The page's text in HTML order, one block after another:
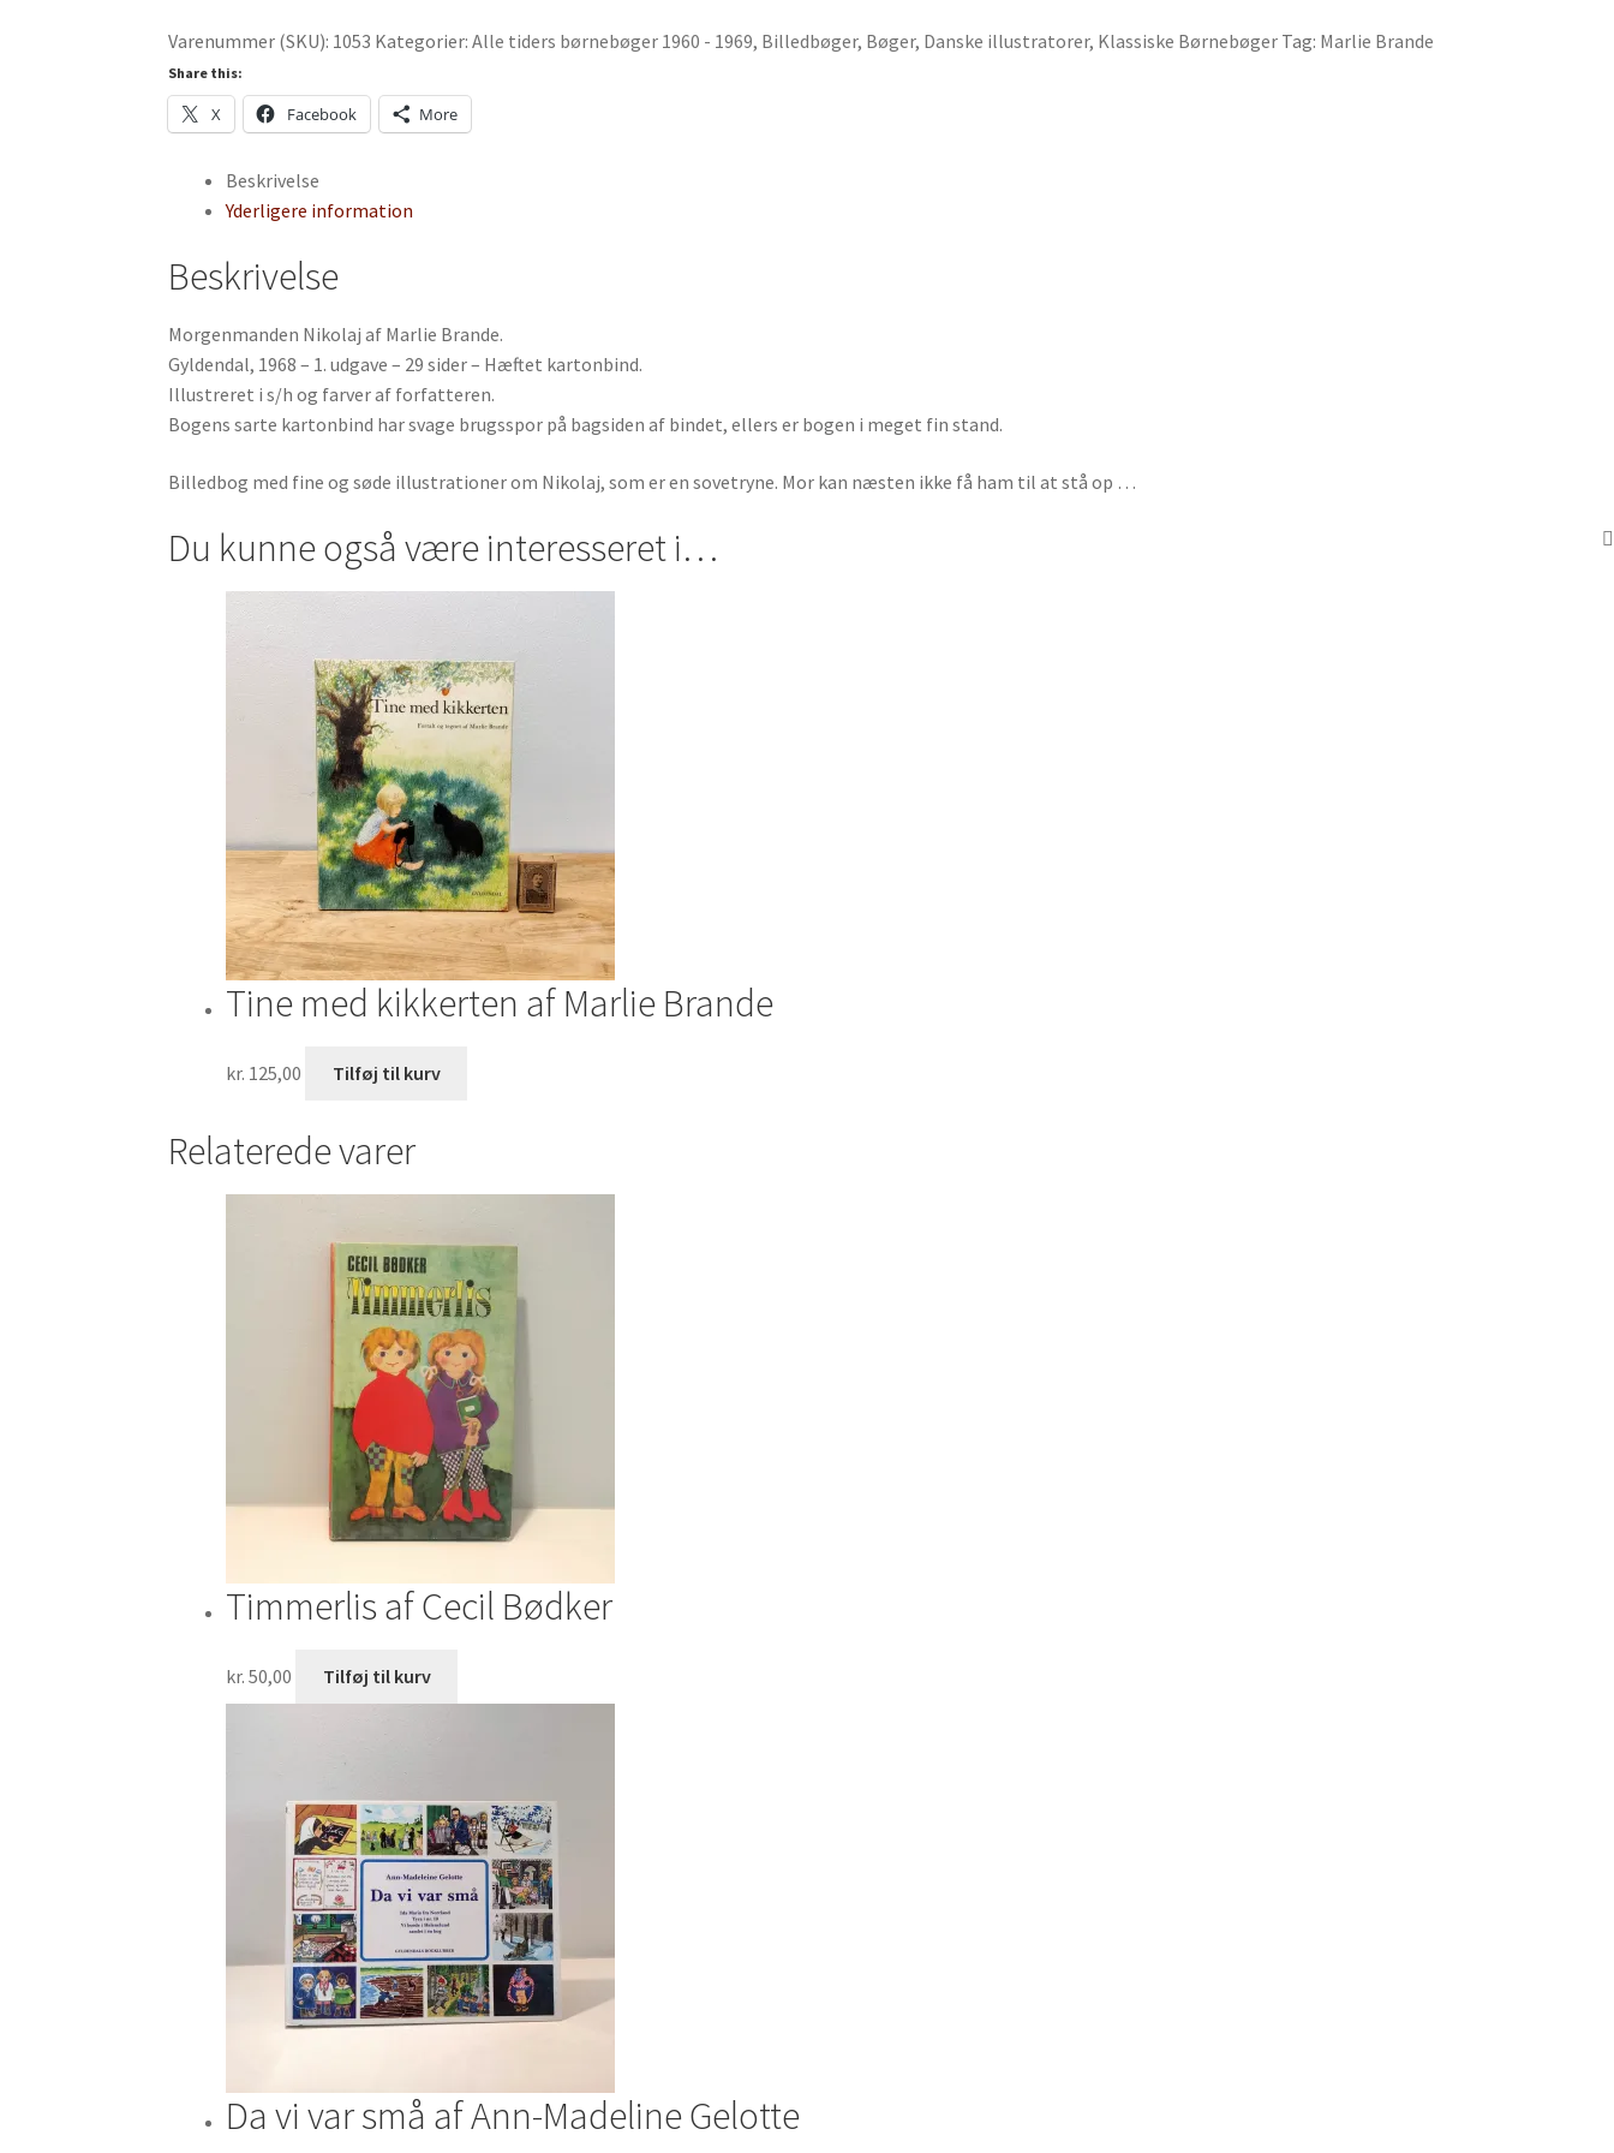
Marlie
Brande
antal
Varenummer (SKU): 1053 Kategorier:Alle tiders børnebøger 1960 - 1969, Billedbøger, Bøger, Danske illustratorer, Klassiske Børnebøger Tag: Marlie Brande
Share this:
X Facebook More
Beskrivelse
Yderligere information
Beskrivelse
Morgenmanden Nikolaj af Marlie Brande.
Gyldendal, 1968 – 1. udgave – 29 sider – Hæftet kartonbind.
Illustreret i s/h og farver af forfatteren.
Bogens sarte kartonbind har svage brugsspor på bagsiden af bindet, ellers er bogen i meget fin stand.
Billedbog med fine og søde illustrationer om Nikolaj, som er en sovetryne. Mor kan næsten ikke få ham til at stå op …
Du kunne også være interesseret i…
Tine med kikkerten af Marlie Brande
kr. 125,00 Tilføj til kurv
Relaterede varer
Timmerlis af Cecil Bødker
kr. 50,00 Tilføj til kurv
Da vi var små af Ann-Madeline Gelotte